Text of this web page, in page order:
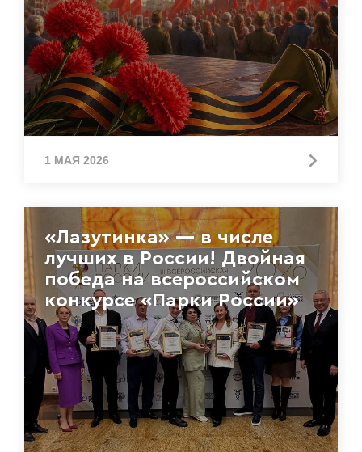
1 МАЯ 2026
«Лазутинка» — в числе
лучших в России! Двойная
победа на всероссийском
конкурсе «Парки России»